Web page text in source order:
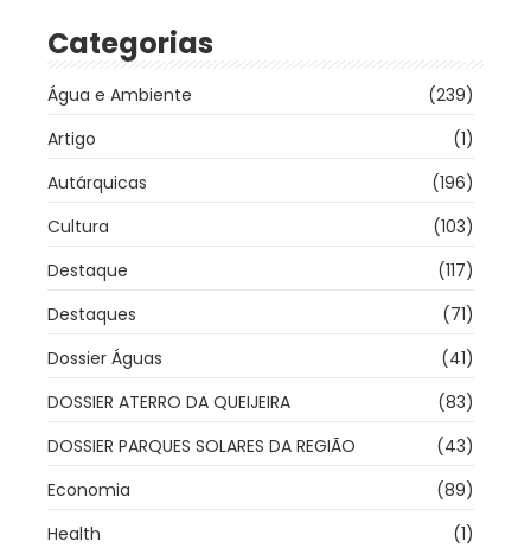
Categorias
Água e Ambiente
(239)
Artigo
(1)
Autárquicas
(196)
Cultura
(103)
Destaque
(117)
Destaques
(71)
Dossier Águas
(41)
DOSSIER ATERRO DA QUEIJEIRA
(83)
DOSSIER PARQUES SOLARES DA REGIÃO
(43)
Economia
(89)
Health
(1)